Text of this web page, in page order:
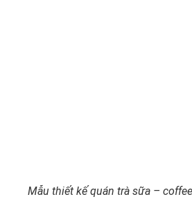
Mẫu thiết kế quán trà sữa –